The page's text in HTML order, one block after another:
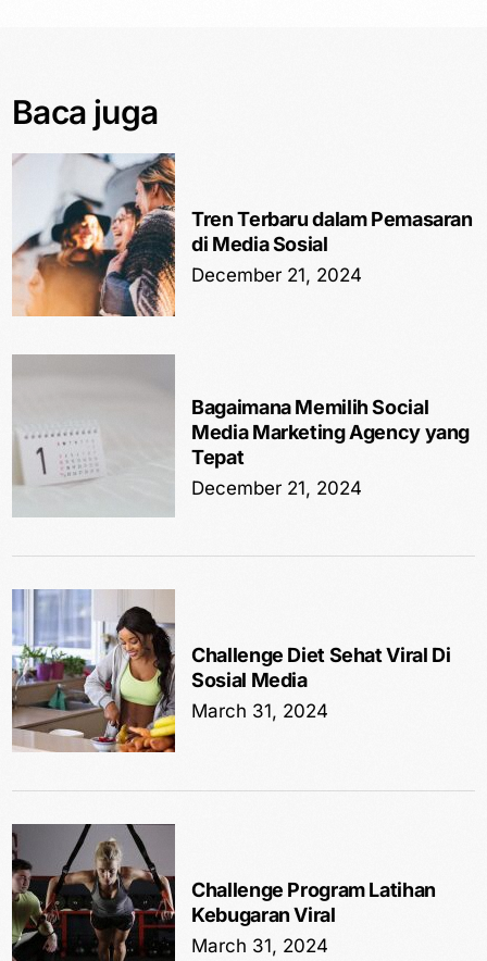
Baca juga
Tren Terbaru dalam Pemasaran
di Media Sosial
December 21, 2024
Bagaimana Memilih Social
Media Marketing Agency yang
Tepat
December 21, 2024
Challenge Diet Sehat Viral Di
Sosial Media
March 31, 2024
Challenge Program Latihan
Kebugaran Viral
March 31, 2024